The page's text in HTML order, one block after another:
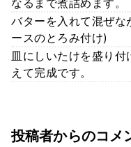
なるまで煮詰めます。
バターを入れて混ぜな
ースのとろみ付け)
皿にしいたけを盛り
えて完成です。
投稿者からのコメ